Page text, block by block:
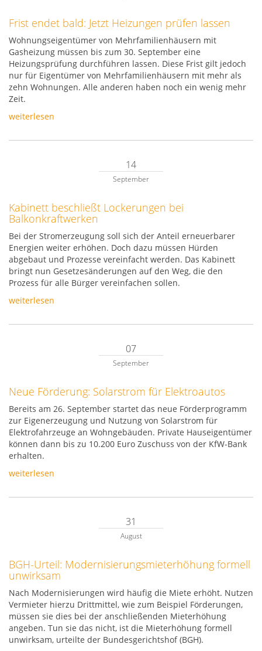
Frist endet bald: Jetzt Heizungen prüfen lassen
Wohnungseigentümer von Mehrfamilienhäusern mit
Gasheizung müssen bis zum 30. September eine
Heizungsprüfung durchführen lassen. Diese Frist gilt jedoch
nur für Eigentümer von Mehrfamilienhäusern mit mehr als
zehn Wohnungen. Alle anderen haben noch ein wenig mehr
Zeit.
weiterlesen
14
September
Kabinett beschließt Lockerungen bei
Balkonkraftwerken
Bei der Stromerzeugung soll sich der Anteil erneuerbarer
Energien weiter erhöhen. Doch dazu müssen Hürden
abgebaut und Prozesse vereinfacht werden. Das Kabinett
bringt nun Gesetzesänderungen auf den Weg, die den
Prozess für alle Bürger vereinfachen sollen.
weiterlesen
07
September
Neue Förderung: Solarstrom für Elektroautos
Bereits am 26. September startet das neue Förderprogramm
zur Eigenerzeugung und Nutzung von Solarstrom für
Elektrofahrzeuge an Wohngebäuden. Private Hauseigentümer
können dann bis zu 10.200 Euro Zuschuss von der KfW-Bank
erhalten.
weiterlesen
31
August
BGH-Urteil: Modernisierungsmieterhöhung formell
unwirksam
Nach Modernisierungen wird häufig die Miete erhöht. Nutzen
Vermieter hierzu Drittmittel, wie zum Beispiel Förderungen,
müssen sie dies bei der anschließenden Mieterhöhung
angeben. Tun sie das nicht, ist die Mieterhöhung formell
unwirksam, urteilte der Bundesgerichtshof (BGH).